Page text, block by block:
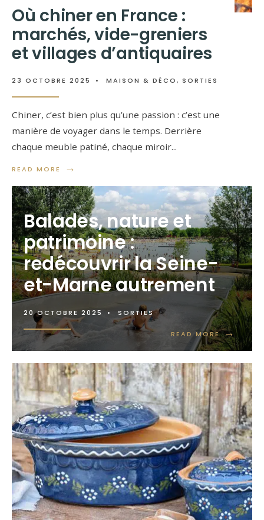
Où chiner en France :
marchés, vide-greniers
et villages d’antiquaires
23 OCTOBRE 2025 • MAISON & DÉCO, SORTIES
Chiner, c’est bien plus qu’une passion : c’est une
manière de voyager dans le temps. Derrière
chaque meuble patiné, chaque miroir...
READ MORE →
Balades, nature et
patrimoine :
redécouvrir la Seine-
et-Marne autrement
20 OCTOBRE 2025 • SORTIES
READ MORE →